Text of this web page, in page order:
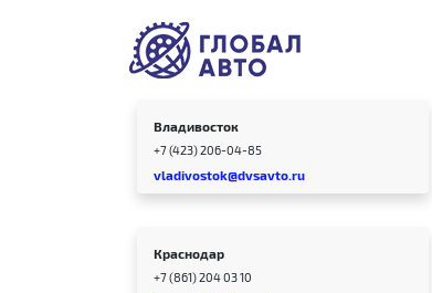
Владивосток
+7 (423) 206-04-85
vladivostok@dvsavto.ru
Краснодар
+7 (861) 204 03 10